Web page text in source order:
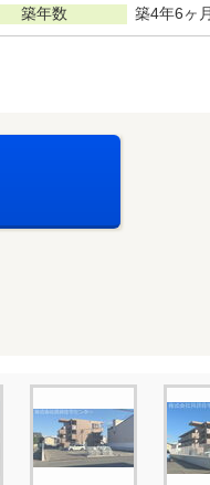
築年数 築4年6ヶ月